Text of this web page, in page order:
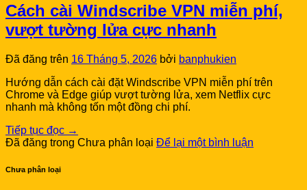
Cách cài Windscribe VPN miễn phí,
vượt tường lửa cực nhanh
Đã đăng trên 16 Tháng 5, 2026 bởi banphukien
Hướng dẫn cách cài đặt Windscribe VPN miễn phí trên
Chrome và Edge giúp vượt tường lửa, xem Netflix cực
nhanh mà không tốn một đồng chi phí.
Tiếp tục đọc →
Đã đăng trong Chưa phân loại Để lại một bình luận
Chưa phân loại